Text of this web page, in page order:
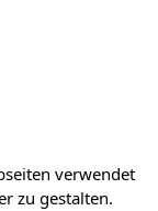
verwendet
zu gestalten.